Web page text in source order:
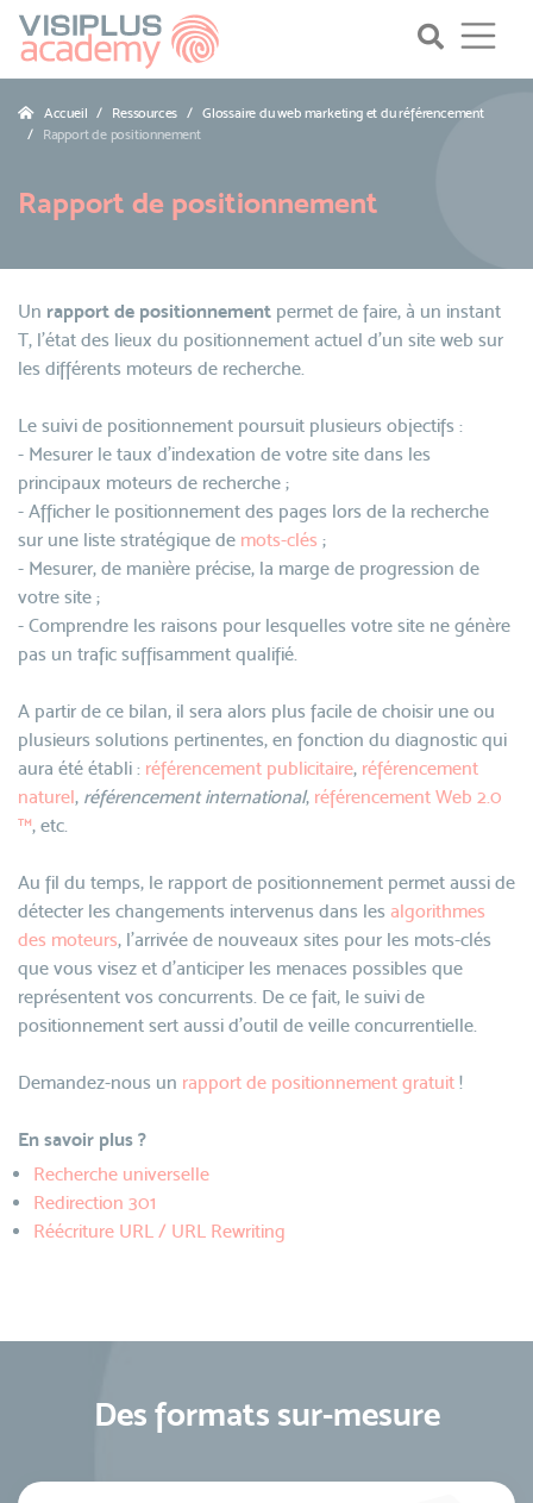
Accueil Ressources
Glossaire du web marketing et du référencement
Rapport de positionnement
Rapport de positionnement
Un rapport de positionnement permet de faire, à un instant
T, l'état des lieux du positionnement actuel d'un site web sur
les différents moteurs de recherche.
Le suivi de positionnement poursuit plusieurs objectifs :
- Mesurer le taux d'indexation de votre site dans les
principaux moteurs de recherche ;
- Afficher le positionnement des pages lors de la recherche
sur une liste stratégique de mots-clés ;
- Mesurer, de manière précise, la marge de progression de
votre site ;
- Comprendre les raisons pour lesquelles votre site ne génère
pas un trafic suffisamment qualifié.
A partir de ce bilan, il sera alors plus facile de choisir une ou
plusieurs solutions pertinentes, en fonction du diagnostic qui
aura été établi : référencement publicitaire, référencement
naturel, référencement international, référencement Web 2.0
™, etc.
Au fil du temps, le rapport de positionnement permet aussi de
détecter les changements intervenus dans les algorithmes
des moteurs, l'arrivée de nouveaux sites pour les mots-clés
que vous visez et d'anticiper les menaces possibles que
représentent vos concurrents. De ce fait, le suivi de
positionnement sert aussi d'outil de veille concurrentielle.
Demandez-nous un rapport de positionnement gratuit !
En savoir plus ?
Recherche universelle
Redirection 301
Réécriture URL / URL Rewriting
Des formats sur-mesure